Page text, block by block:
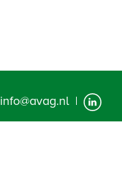
info@avag.nl